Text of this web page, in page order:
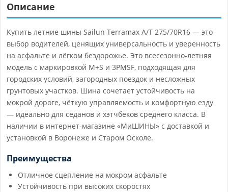
Описание
Купить летние шины Sailun Terramax A/T 275/70R16 — это
выбор водителей, ценящих универсальность и уверенность
на асфальте и лёгком бездорожье. Это всесезонно-летняя
модель с маркировкой M+S и 3PMSF, подходящая для
городских условий, загородных поездок и несложных
грунтовых участков. Шина сочетает устойчивость на
мокрой дороге, чёткую управляемость и комфортную езду
— идеально для седанов и хэтчбеков среднего класса. В
наличии в интернет-магазине «МиШИНЫ» с доставкой и
установкой в Воронеже и Старом Осколе.
Преимущества
Отличное сцепление на мокром асфальте
Устойчивость при высоких скоростях